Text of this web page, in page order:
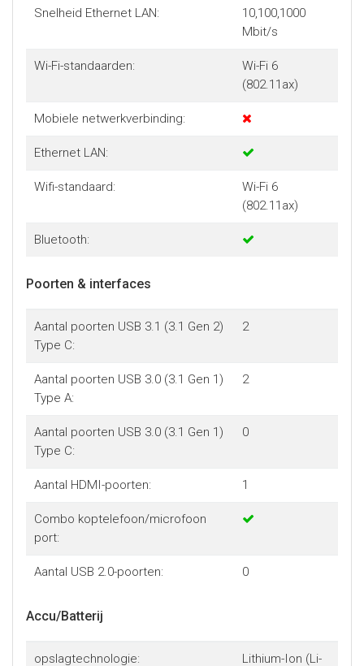
Snelheid Ethernet LAN:
10,100,1000
Mbit/s
Wi-Fi-standaarden:
Wi-Fi 6
(802.11ax)
Mobiele netwerkverbinding:
Ethernet LAN:
Wifi-standaard:
Wi-Fi 6
(802.11ax)
Bluetooth:
Poorten & interfaces
Aantal poorten USB 3.1 (3.1 Gen 2)
Type C:
2
Aantal poorten USB 3.0 (3.1 Gen 1)
Type A:
2
Aantal poorten USB 3.0 (3.1 Gen 1)
Type C:
0
Aantal HDMI-poorten: 1
Combo koptelefoon/microfoon
port:
Aantal USB 2.0-poorten: 0
Accu/Batterij
opslagtechnologie:
Lithium-Ion (Li-